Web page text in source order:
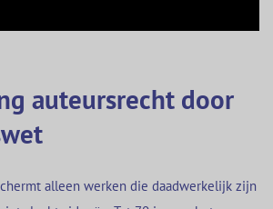
auteursrecht door
alleen werken die daadwerkelijk zijn